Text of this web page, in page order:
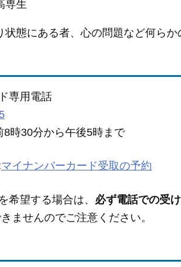
専生
状態にある者、心の問題など何ら
専用電話
8時30分から午後5時まで
マイナンバーカード受取の予約
希望する場合は、 必ず電話での受
ませんのでご注意ください。